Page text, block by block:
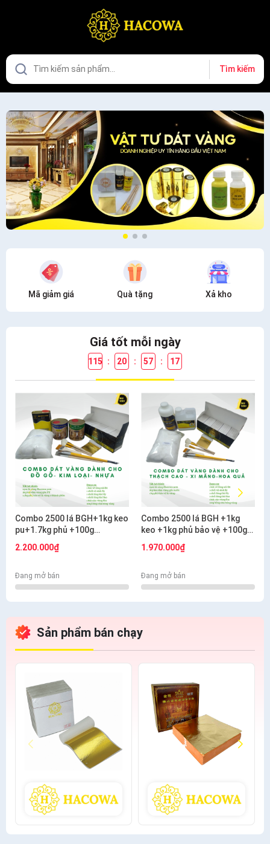
Tìm kiếm
Mã giảm giá Quà tặng Xả kho
Giá tốt mỗi ngày
115 : 20 : 57 : 16
Combo 2500 lá BGH+1kg keo
pu+1.7kg phủ +100g
s12+s7 cước
2.200.000₫
Đang mở bán
Combo 2500 lá BGH +1kg
keo +1kg phủ bảo vệ +100g
S12+ nhọn S12+cước S7
1.970.000₫
Đang mở bán
Sản phẩm bán chạy